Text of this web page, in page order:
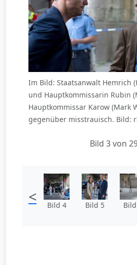
Im Bild: Staatsanwalt Hemrich
und Hauptkommissarin Rubin
Hauptkommissar Karow (Mark
gegenüber misstrauisch. Bild:
Bild 3 von
< Bild 4 Bild 5